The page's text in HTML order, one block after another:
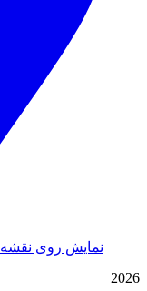
نمایش روی نقشه
2026